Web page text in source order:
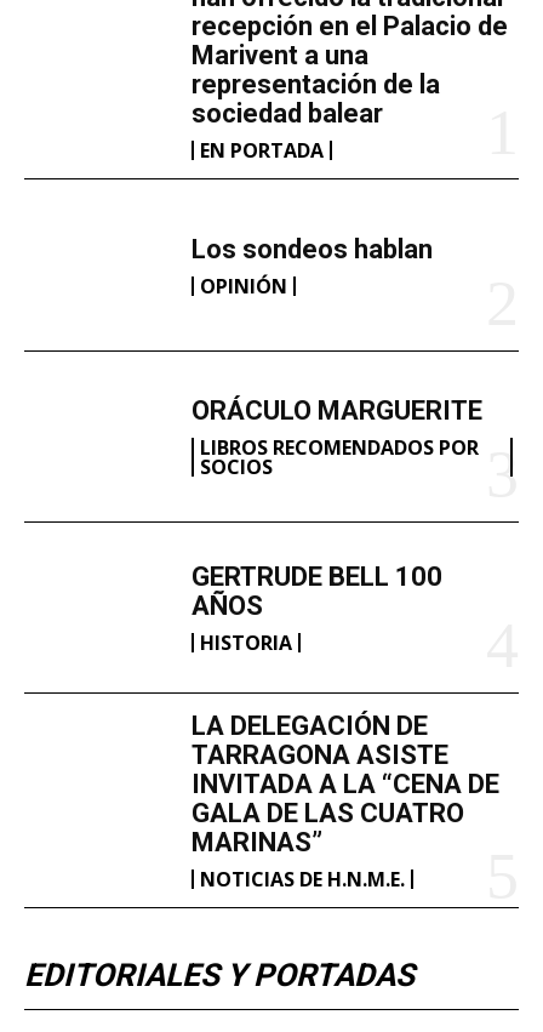
recepción en el Palacio de
Marivent​ a una
representación de la
sociedad balear
EN PORTADA
Los sondeos hablan
OPINIÓN
ORÁCULO MARGUERITE
LIBROS RECOMENDADOS POR
SOCIOS
GERTRUDE BELL 100
AÑOS
HISTORIA
LA DELEGACIÓN DE
TARRAGONA ASISTE
INVITADA A LA “CENA DE
GALA DE LAS CUATRO
MARINAS”
NOTICIAS DE H.N.M.E.
EDITORIALES Y PORTADAS